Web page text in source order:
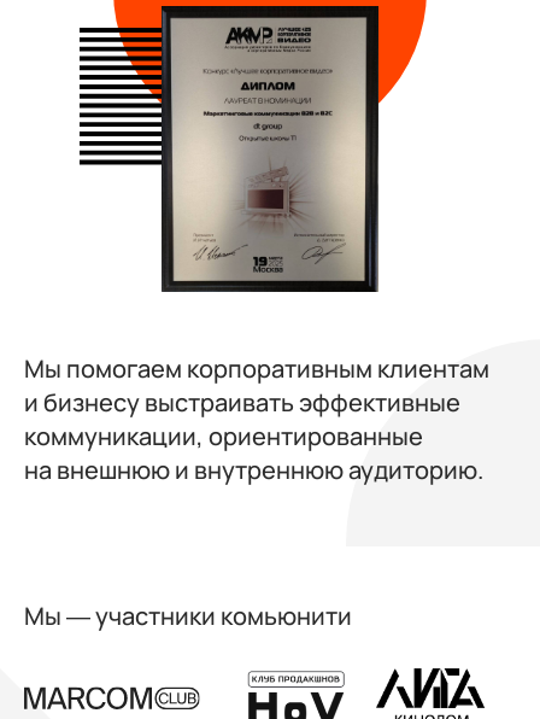
Мы помогаем корпоративным клиентам
и бизнесу выстраивать эффективные
коммуникации, ориентированные
на внешнюю и внутреннюю аудиторию.
Мы — участники комьюнити